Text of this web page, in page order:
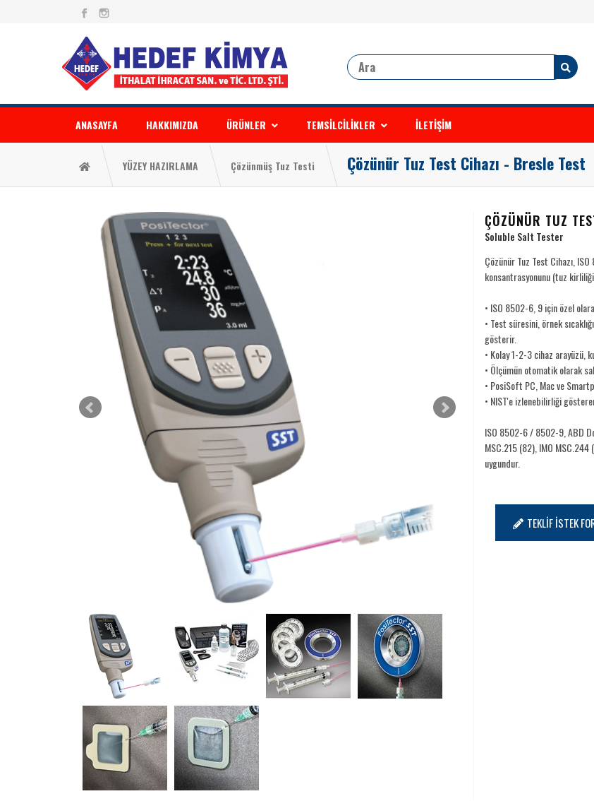
ANASAYFA HAKKIMIZDA ÜRÜNLER TEMSİLCİLİKLER İLETİŞİM
YÜZEY HAZIRLAMA Çözünmüş Tuz Testi Çözünür Tuz Test Cihazı - Bresle Test
ÇÖZÜNÜR TUZ
Soluble Salt Tester
Çözünür Tuz Test Cihazı,
konsantrasyonunu (tuz
• ISO 8502-6, 9 için özel
• Test süresini, örnek
gösterir.
• Kolay 1-2-3 cihaz arayüzü,
• Ölçümün otomatik olarak
• PosiSoft PC, Mac ve
• NIST'e izlenebilirliği
ISO 8502-6 / 8502-9, ABD
MSC.215 (82), IMO MSC.244
uygundur.
TEKLİF İSTEK